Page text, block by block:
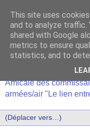
Amicale des
armées/air "Le lien
This site uses
and to analyze traffic.
shared with Google
metrics to ensure
statistics, and to